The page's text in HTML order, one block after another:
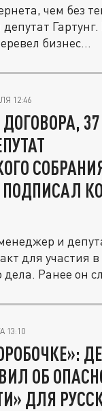
чем без
Гартунг.
бизнес...
12:46
и
для участия
дела. Ранее он
13:10
ОБ
ДЛЯ